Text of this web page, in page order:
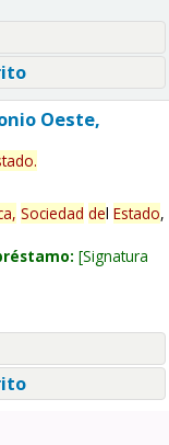
Oeste,
.
Sociedad del Estado,
Signatura